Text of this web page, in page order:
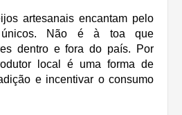
artesanais encantam pelo
Não é à toa que
dentro e fora do país. Por
local é uma forma de
e incentivar o consumo